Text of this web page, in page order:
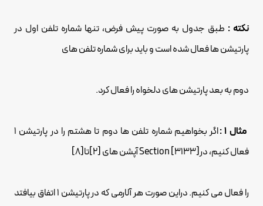
نکته : طبق جدول به صورت پیش فرض، تنها شماره تلفن اول در
پارتیشن ها فعال شده است و باید برای شماره تلفن های
دوم به بعد پارتیشن های دلخواه را فعال کرد.
مثال 1 :
اگر بخواهیم شماره تلفن ها دوم تا هشتم را در پارتیشن 1
فعال کنیم، درSection [3133] آپشن های [2]تا[8]
را فعال می کنیم. دراین صورت هر آلارمی که در پارتیشن 1 اتفاق بیافتد